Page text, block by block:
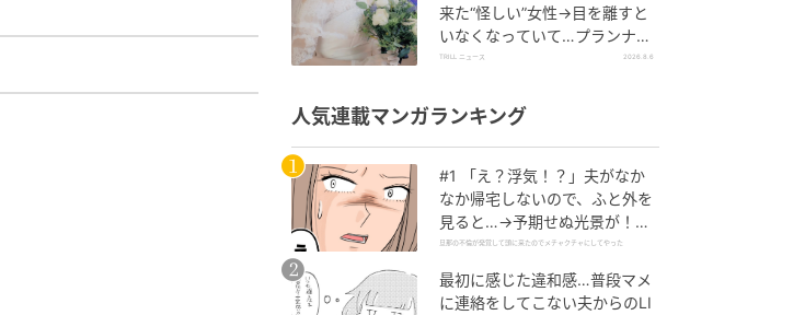
来た“怪しい”女性→目を離すと
いなくなっていて…プランナー
が見た夏の不思議な体験
TRILL ニュース 2026.8.6
人気連載マンガランキング
#1 「え？浮気！？」夫がなか
なか帰宅しないので、ふと外を
見ると…→予期せぬ光景が！｜
旦那の不倫が発覚して頭に来た
旦那の不倫が発覚して頭に来たのでメチャクチャにしてやった
最初に感じた違和感…普段マメ
に連絡をしてこない夫からのLI